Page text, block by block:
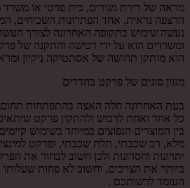
מראה של דירת מגורים, בית פרטי או משרד
הרצפה נראית. אחד הפתרונות השכיחים,
נעשה שימוש בתקופה האחרונה לצורך
ומשרדים הוא על ידי רכישה והתקנה של
הוא מותקן תחושה של אסתטיקה ניקיון
מגוון סוגים של פרקט בחדרים
בעת האחרונה חלה האצה בהתפתחות תחום
כל אחד ואחת לרכוש ולהתקין פרקט
בין המוצרים הנפוצים במיוחד בשימוש
מלא, רב שכבתי, תלת שכבתי, ופרקט
יתרונות וחסרונות ולכן חשוב לבחור את
ביותר את הצרכים, וחשוב לא פחות
העומד לרשותכם .